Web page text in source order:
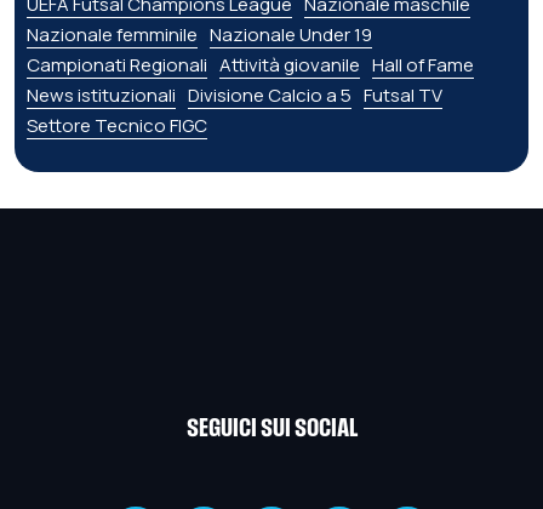
Nazionale femminile Nazionale Under 19
Campionati Regionali Attività giovanile Hall of Fame
News istituzionali Divisione Calcio a 5 Futsal TV
Settore Tecnico FIGC
SEGUICI SUI SOCIAL